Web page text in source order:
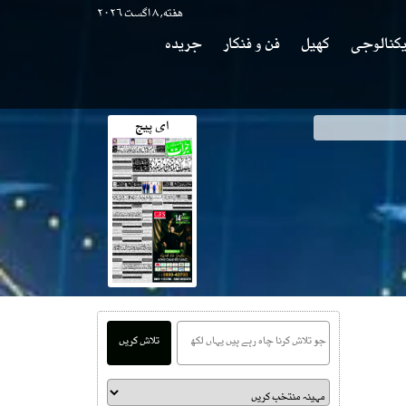
هفته, ۸ اگست ۲۰۲۶
کھیل فن و فنکار
جریدہ
ای پیج
تلاش کریں